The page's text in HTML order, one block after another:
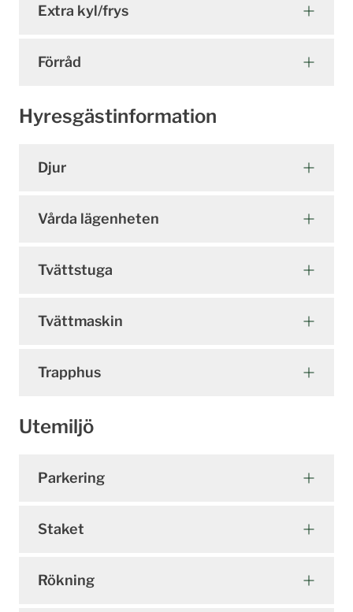
Extra kyl/frys
Förråd
Hyresgästinformation
Djur
Vårda lägenheten
Tvättstuga
Tvättmaskin
Trapphus
Utemiljö
Parkering
Staket
Rökning